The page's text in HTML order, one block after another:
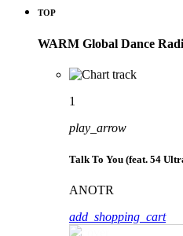
TOP
WARM Global Dance
1
play_arrow
Talk To You (feat. 54
ANOTR
add_shopping_cart